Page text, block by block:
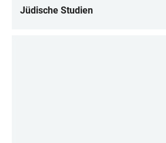
Jüdische Studien